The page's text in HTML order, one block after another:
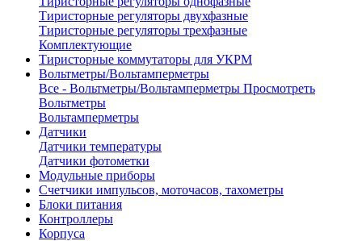
Тиристорные регуляторы двухфазные
Тиристорные регуляторы трехфазные
Комплектующие
Тиристорные коммутаторы для УКРМ
Вольтметры/Вольтамперметры
Все - Вольтметры/Вольтамперметры Просмотреть
Вольтметры
Вольтамперметры
Датчики
Датчики температуры
Датчики фотометки
Модульные приборы
Счетчики импульсов, моточасов, тахометры
Блоки питания
Контроллеры
Корпуса